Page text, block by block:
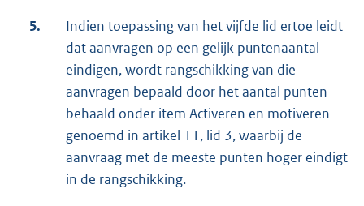
5.
Indien toepassing van het vijfde lid ertoe leidt
dat aanvragen op een gelijk puntenaantal
eindigen, wordt rangschikking van die
aanvragen bepaald door het aantal punten
behaald onder item Activeren en motiveren
genoemd in artikel 11, lid 3, waarbij de
aanvraag met de meeste punten hoger eindigt
in de rangschikking.